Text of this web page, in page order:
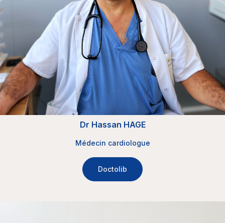
Dr Hassan HAGE
Médecin cardiologue
Doctolib